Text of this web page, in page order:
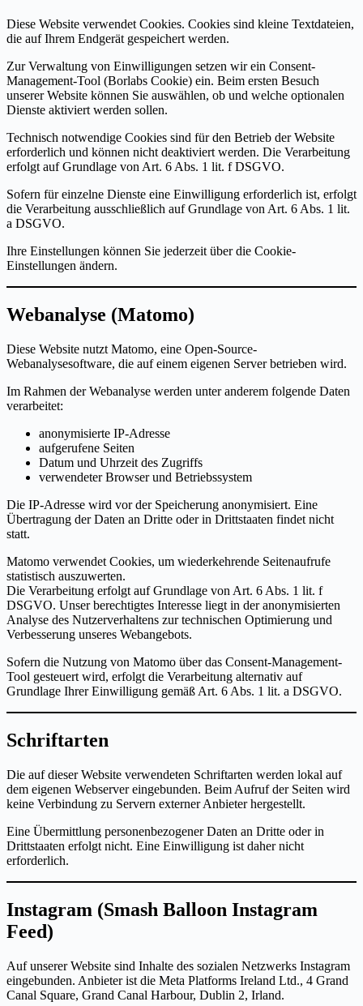
Diese Website verwendet Cookies. Cookies sind kleine Textdateien,
die auf Ihrem Endgerät gespeichert werden.
Zur Verwaltung von Einwilligungen setzen wir ein Consent-
Management-Tool (Borlabs Cookie) ein. Beim ersten Besuch
unserer Website können Sie auswählen, ob und welche optionalen
Dienste aktiviert werden sollen.
Technisch notwendige Cookies sind für den Betrieb der Website
erforderlich und können nicht deaktiviert werden. Die Verarbeitung
erfolgt auf Grundlage von Art. 6 Abs. 1 lit. f DSGVO.
Sofern für einzelne Dienste eine Einwilligung erforderlich ist, erfolgt
die Verarbeitung ausschließlich auf Grundlage von Art. 6 Abs. 1 lit.
a DSGVO.
Ihre Einstellungen können Sie jederzeit über die Cookie-
Einstellungen ändern.
Webanalyse (Matomo)
Diese Website nutzt Matomo, eine Open-Source-
Webanalysesoftware, die auf einem eigenen Server betrieben wird.
Im Rahmen der Webanalyse werden unter anderem folgende Daten
verarbeitet:
anonymisierte IP-Adresse
aufgerufene Seiten
Datum und Uhrzeit des Zugriffs
verwendeter Browser und Betriebssystem
Die IP-Adresse wird vor der Speicherung anonymisiert. Eine
Übertragung der Daten an Dritte oder in Drittstaaten findet nicht
statt.
Matomo verwendet Cookies, um wiederkehrende Seitenaufrufe
statistisch auszuwerten.
Die Verarbeitung erfolgt auf Grundlage von Art. 6 Abs. 1 lit. f
DSGVO. Unser berechtigtes Interesse liegt in der anonymisierten
Analyse des Nutzerverhaltens zur technischen Optimierung und
Verbesserung unseres Webangebots.
Sofern die Nutzung von Matomo über das Consent-Management-
Tool gesteuert wird, erfolgt die Verarbeitung alternativ auf
Grundlage Ihrer Einwilligung gemäß Art. 6 Abs. 1 lit. a DSGVO.
Schriftarten
Die auf dieser Website verwendeten Schriftarten werden lokal auf
dem eigenen Webserver eingebunden. Beim Aufruf der Seiten wird
keine Verbindung zu Servern externer Anbieter hergestellt.
Eine Übermittlung personenbezogener Daten an Dritte oder in
Drittstaaten erfolgt nicht. Eine Einwilligung ist daher nicht
erforderlich.
Instagram (Smash Balloon Instagram
Feed)
Auf unserer Website sind Inhalte des sozialen Netzwerks Instagram
eingebunden. Anbieter ist die Meta Platforms Ireland Ltd., 4 Grand
Canal Square, Grand Canal Harbour, Dublin 2, Irland.